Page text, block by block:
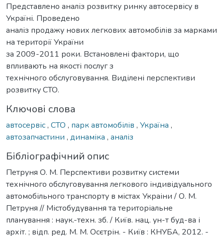
Представлено аналіз розвитку ринку автосервісу в
Україні. Проведено
аналіз продажу нових легкових автомобілів за марками
на території України
за 2009-2011 роки. Встановлені фактори, що
впливають на якості послуг з
технічного обслуговування. Виділені перспективи
розвитку СТО.
Ключові слова
автосервіс, СТО , парк автомобілів , Україна ,
автозапчастини , динаміка , аналіз
Бібліографічний опис
Петруня О. М. Перспективи розвитку системи
технічного обслуговування легкового індивідуального
автомобільного транспорту в містах Украіни / О. М.
Петруня // Містобудування та територіальне
планування : наук.-техн. зб. / Київ. нац. ун-т буд-ва і
архіт. ; відп. ред. М. М. Осєтрін. - Київ : КНУБА, 2012. -